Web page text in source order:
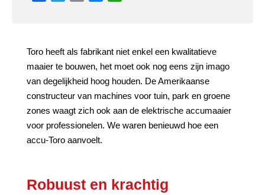
Toro heeft als fabrikant niet enkel een kwalitatieve
maaier te bouwen, het moet ook nog eens zijn imago
van degelijkheid hoog houden. De Amerikaanse
constructeur van machines voor tuin, park en groene
zones waagt zich ook aan de elektrische accumaaier
voor professionelen. We waren benieuwd hoe een
accu-Toro aanvoelt.
Robuust en krachtig